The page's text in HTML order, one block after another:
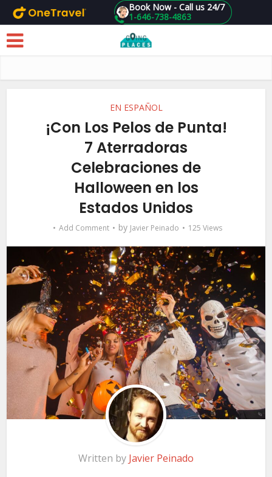
Skip to main content 1-646-738-4863
Book Now - Call us 24/7
EN ESPAÑOL
¡Con Los Pelos de Punta!
7 Aterradoras
Celebraciones de
Halloween en los
Estados Unidos
Add Comment by Javier Peinado 125 Views
Written by Javier Peinado